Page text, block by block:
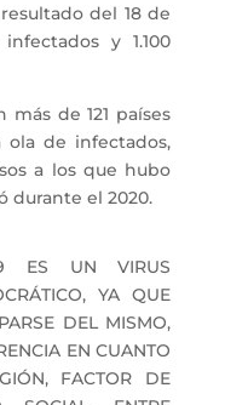
del 18 de
y 1.100
de 121 países
ola de infectados,
a los que hubo
durante el 2020.
UN VIRUS
YA QUE
DEL MISMO,
EN CUANTO
FACTOR DE